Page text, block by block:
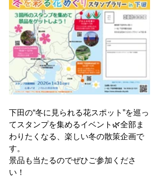
下田の“冬に見られる花スポット”を巡っ
てスタンプを集めるイベント🌿全部ま
わりたくなる、楽しい冬の散策企画で
す。
景品も当たるのでぜひご参加くださ
い！